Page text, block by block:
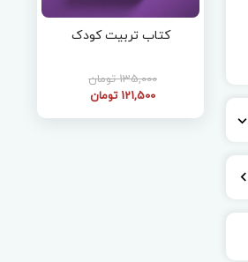
کتاب تربیت کودک
135,000 تومان
121,500 تومان